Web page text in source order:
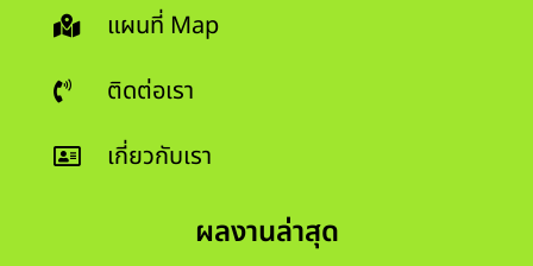
แผนที่ Map
ติดต่อเรา
เกี่ยวกับเรา
ผลงานล่าสุด